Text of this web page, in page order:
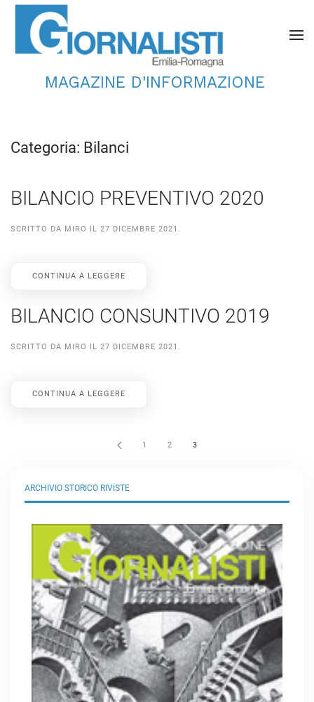
MAGAZINE D'INFORMAZIONE
Categoria: Bilanci
BILANCIO PREVENTIVO 2020
SCRITTO DA MIRO IL 27 DICEMBRE 2021 .
CONTINUA A LEGGERE
BILANCIO CONSUNTIVO 2019
SCRITTO DA MIRO IL 27 DICEMBRE 2021 .
CONTINUA A LEGGERE
1 2 3
ARCHIVIO STORICO RIVISTE